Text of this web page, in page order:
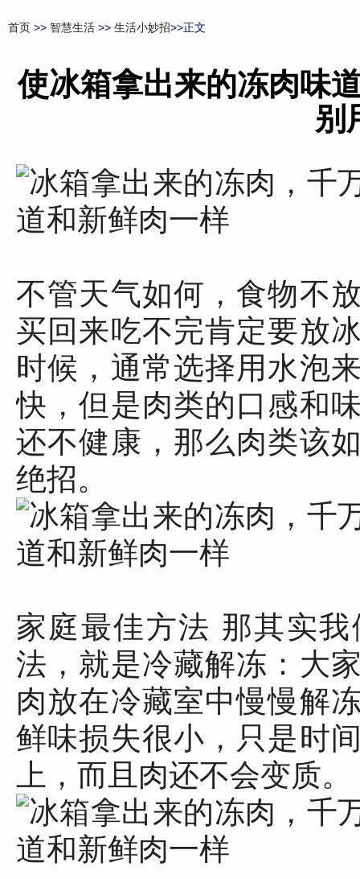
首页 >> 智慧生活 >> 生活小妙招>>正文
使冰箱拿出来的冻肉味
别
不管天气如何，食物不
买回来吃不完肯定要放
时候，通常选择用水泡
快，但是肉类的口感和
还不健康，那么肉类该
绝招。
家庭最佳方法 那其实
法，就是冷藏解冻：大
肉放在冷藏室中慢慢解
鲜味损失很小，只是时
上，而且肉还不会变质。